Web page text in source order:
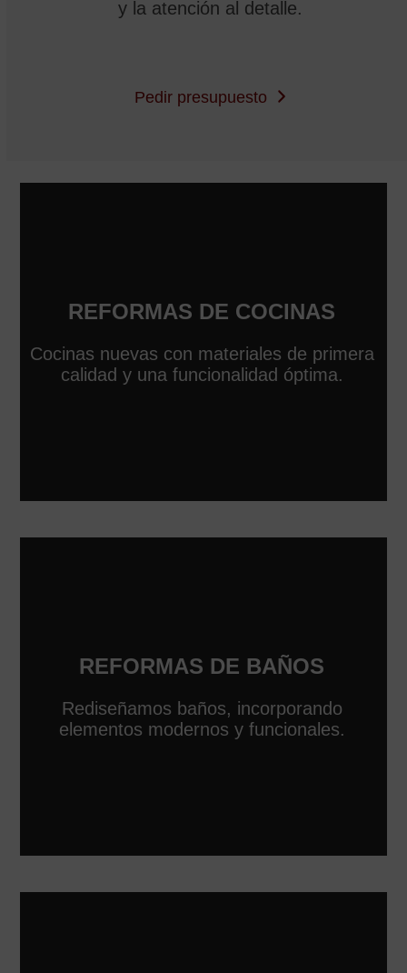
y la atención al detalle.
Pedir presupuesto
REFORMAS DE COCINAS
Cocinas nuevas con materiales de primera
calidad y una funcionalidad óptima.
REFORMAS DE BAÑOS
Rediseñamos baños, incorporando
elementos modernos y funcionales.